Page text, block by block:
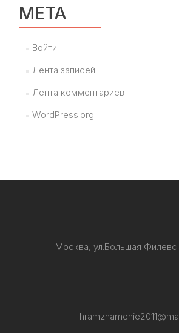
МЕТА
Войти
Лента записей
Лента комментариев
WordPress.org
Москва, ул.Большая